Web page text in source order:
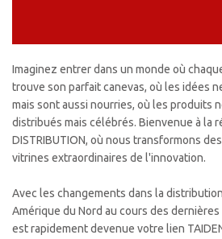
Imaginez entrer dans un monde où
trouve son parfait canevas, où les idées
mais sont aussi nourries, où les produits
distribués mais célébrés. Bienvenue à la
DISTRIBUTION, où nous transformons
vitrines extraordinaires de l'innovation.
Avec les changements dans la
Amérique du Nord au cours des
est rapidement devenue votre lien